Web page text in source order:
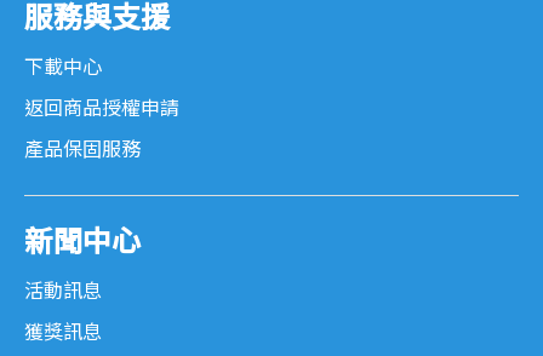
錢箱
撞擊式印表機
熱感式印表機
程控鍵盤
客戶顯示器
服務與支援
下載中心
返回商品授權申請
產品保固服務
新聞中心
活動訊息
獲獎訊息